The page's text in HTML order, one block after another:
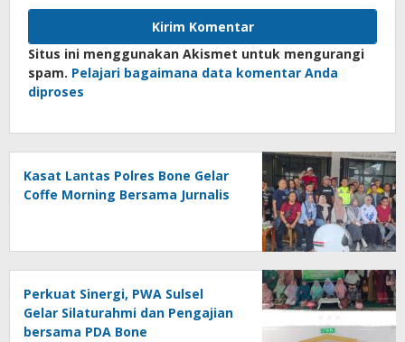
Situs ini menggunakan Akismet untuk mengurangi
spam. Pelajari bagaimana data komentar Anda
diproses
Kasat Lantas Polres Bone Gelar
Coffe Morning Bersama Jurnalis
Perkuat Sinergi, PWA Sulsel
Gelar Silaturahmi dan Pengajian
bersama PDA Bone